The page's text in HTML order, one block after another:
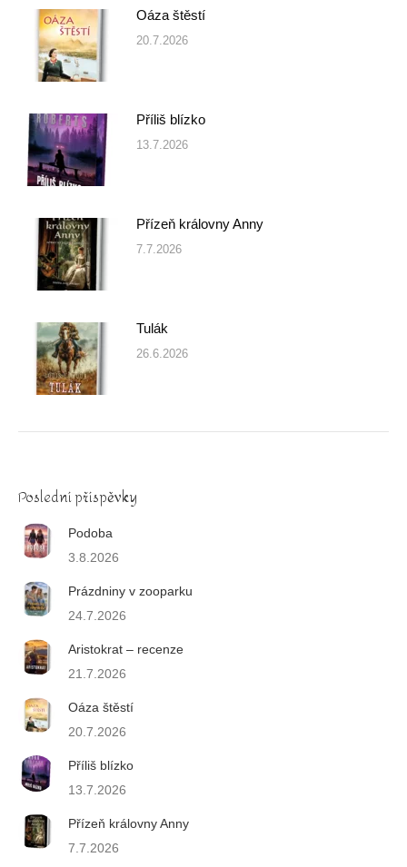
Oáza štěstí
20.7.2026
Příliš blízko
13.7.2026
Přízeň královny Anny
7.7.2026
Tulák
26.6.2026
Poslední příspěvky
Podoba
3.8.2026
Prázdniny v zooparku
24.7.2026
Aristokrat – recenze
21.7.2026
Oáza štěstí
20.7.2026
Příliš blízko
13.7.2026
Přízeň královny Anny
7.7.2026